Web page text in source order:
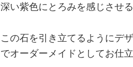
深い紫色にとろみを感じさせ
この石を引き立てるようにデ
でオーダーメイドとしてお仕